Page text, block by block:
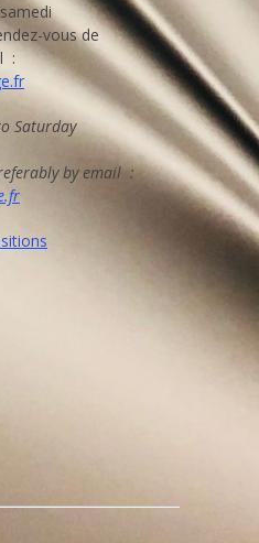
vous de
:
Saturday
by email :